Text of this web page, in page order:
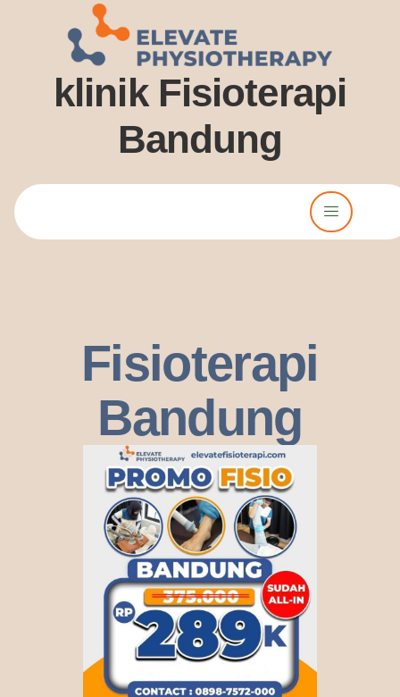
klinik Fisioterapi
Bandung
Fisioterapi
Bandung